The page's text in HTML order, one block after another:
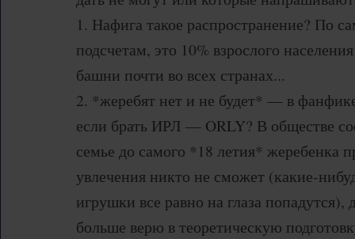
1. Нафига такое распространение? По
подсчетам, это 10% взрослого
башни почти во всех странах...
2. *жеребят нет и не будет* — в
если брать ИРЛ — ORLY? В обществе
семье до самого *18 летия* жеребенка
увлечения никто не сможет (какие-
игрушки все равно на глаза попадутся),
больше верю в теоретическую